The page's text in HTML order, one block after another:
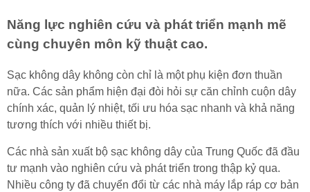
Năng lực nghiên cứu và phát triển mạnh mẽ
cùng chuyên môn kỹ thuật cao.
Sạc không dây không còn chỉ là một phụ kiện đơn thuần
nữa. Các sản phẩm hiện đại đòi hỏi sự căn chỉnh cuộn dây
chính xác, quản lý nhiệt, tối ưu hóa sạc nhanh và khả năng
tương thích với nhiều thiết bị.
Các nhà sản xuất bộ sạc không dây của Trung Quốc đã đầu
tư mạnh vào nghiên cứu và phát triển trong thập kỷ qua.
Nhiều công ty đã chuyển đổi từ các nhà máy lắp ráp cơ bản